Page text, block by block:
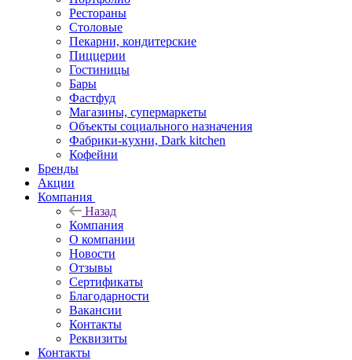
Рестораны
Столовые
Пекарни, кондитерские
Пиццерии
Гостиницы
Бары
Фастфуд
Магазины, супермаркеты
Объекты социального назначения
Фабрики-кухни, Dark kitchen
Кофейни
Бренды
Акции
Компания
Назад
Компания
О компании
Новости
Отзывы
Сертификаты
Благодарности
Вакансии
Контакты
Реквизиты
Контакты